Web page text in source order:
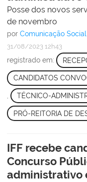
Posse dos novos
de novembro
por Comunicação
31/08/2023 12h43
registrado em:
CANDIDATOS
TÉCNICO-
PRÓ-REITORIA DE
IFF recebe
Concurso
administrativo